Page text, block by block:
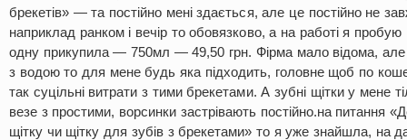
брекетів» — та постійно мені здається, але це постійно не
наприклад ранком і вечір то обовязково, а на работі я пробую
одну прикупила — 750мл — 49,50 грн. Фірма мало відома,
з водою то для мене будь яка підходить, головне щоб по
так суцільні витрати з тими брекетами. А зубні щітки у мене
везе з простими, ворсинки застрівають постійно.на питання
щітку чи щітку для зубів з брекетами» то я уже знайшла, на